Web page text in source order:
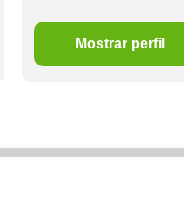
Mostrar perfil